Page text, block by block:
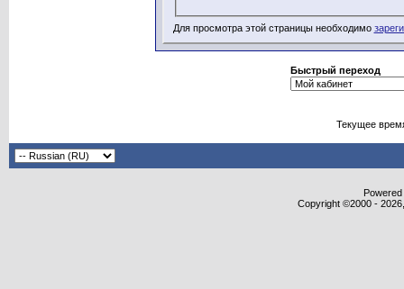
Для просмотра этой страницы необходимо
Быстрый переход
Текущее
Copyright ©2000 -